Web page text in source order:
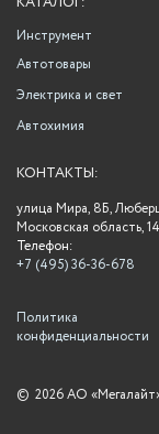
Инструмент
Автотовары
Электрика и свет
Автохимия
КОНТАКТЫ:
улица Мира, 8Б,
Московская область,
Телефон:
+7 (495) 36-36-678
Политика
конфиденциальности
© 2026 АО